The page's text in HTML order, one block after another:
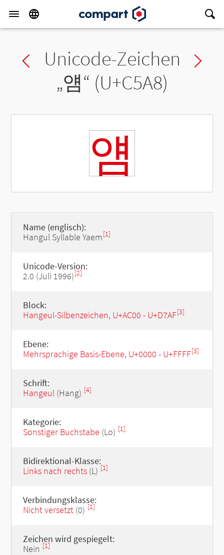
Previous char
Unicode-Zeichen
„얨“ (U+C5A8)
얨
Name (englisch):
Hangul Syllable Yaem [1]
Unicode-Version:
2.0 (Juli 1996)[2]
Block:
Hangeul-Silbenzeichen, U+AC00 - U+D7AF[3]
Ebene:
Mehrsprachige Basis-Ebene, U+0000 - U+FFFF[3]
Schrift:
Hangeul(Hang) [4]
Kategorie:
Sonstiger Buchstabe (Lo) [1]
Bidirektional-Klasse:
Links nach rechts(L) [1]
Verbindungsklasse:
Nicht versetzt(0) [1]
Zeichen wird gespiegelt:
Nein [1]